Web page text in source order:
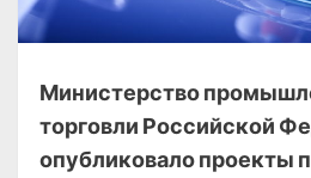
Министерство
торговли Российской
опубликовало проекты